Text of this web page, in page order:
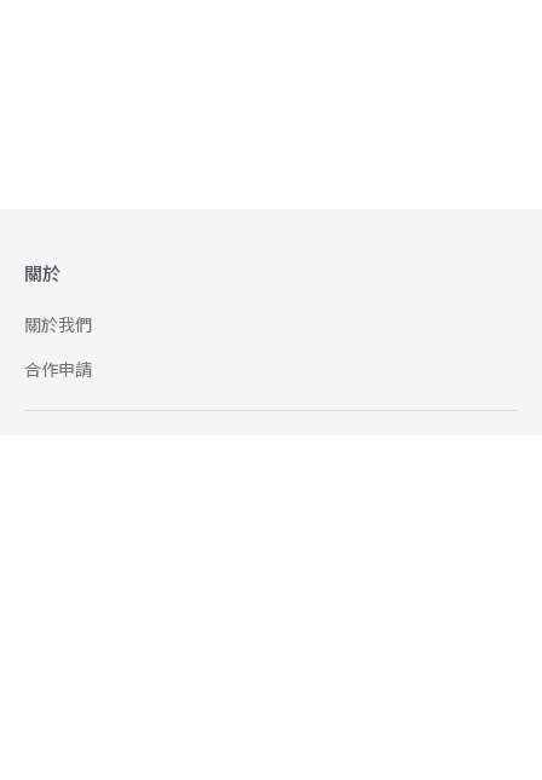
關於
關於我們
合作申請